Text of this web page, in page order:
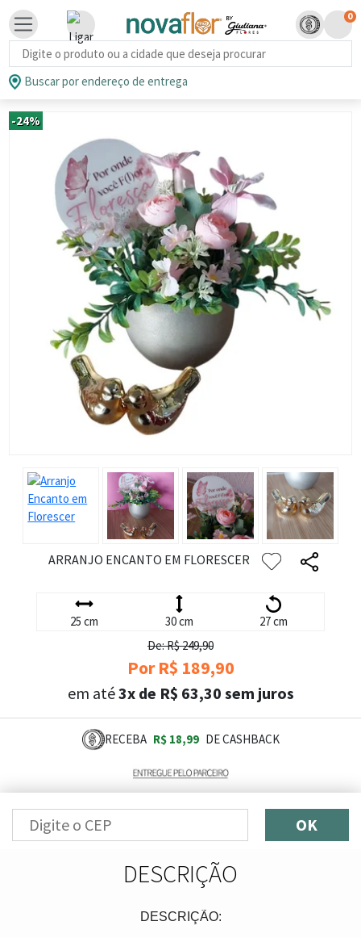
Busca de produtos
0
Buscar por endereço de entrega
-24%
ARRANJO ENCANTO EM FLORESCER
25 cm 30 cm
27 cm
De: R$ 249,90
Por R$ 189,90
em até3x de R$ 63,30 sem juros
RECEBA R$ 18,99 DE CASHBACK
OK
DESCRIÇÃO
DESCRIÇÃO: